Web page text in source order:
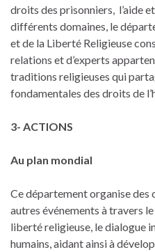
droits des prisonniers, l’aide
différents domaines, le
et de la Liberté Religieuse
relations et d’experts
traditions religieuses qui
fondamentales des droits de
3- ACTIONS
Au plan mondial
Ce département organise des
autres événements à travers
liberté religieuse, le dialogue
humains, aidant ainsi à